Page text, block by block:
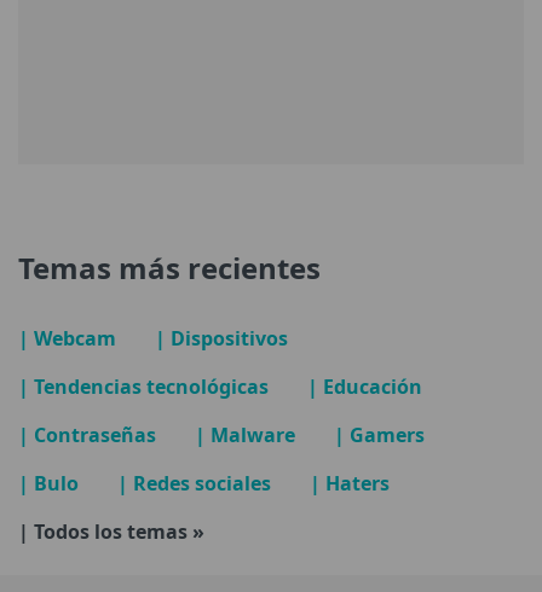
Temas más recientes
| Webcam
| Dispositivos
| Tendencias tecnológicas
| Educación
| Contraseñas
| Malware
| Gamers
| Bulo
| Redes sociales
| Haters
| Todos los temas »